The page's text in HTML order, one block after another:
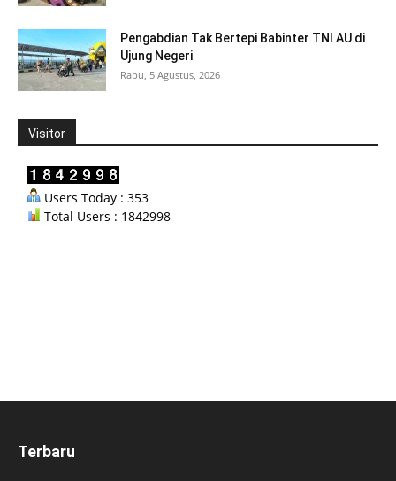
Pengabdian Tak Bertepi Babinter TNI AU di
Ujung Negeri
Rabu, 5 Agustus, 2026
Visitor
Users Today : 353
Total Users : 1842998
Terbaru